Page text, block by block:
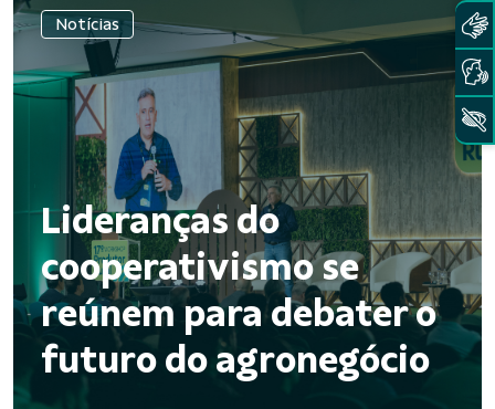
Notícias
Lideranças do
cooperativismo se
reúnem para debater o
futuro do agronegócio